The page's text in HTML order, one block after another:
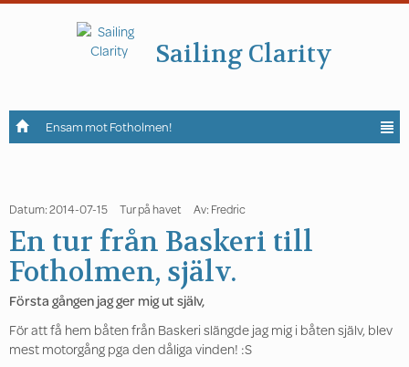
Sailing Clarity
Ensam mot Fotholmen!
Datum: 2014-07-15 Tur på havet Av: Fredric
En tur från Baskeri till
Fotholmen, själv.
Första gången jag ger mig ut själv,
För att få hem båten från Baskeri slängde jag mig i båten själv, blev
mest motorgång pga den dåliga vinden! :S